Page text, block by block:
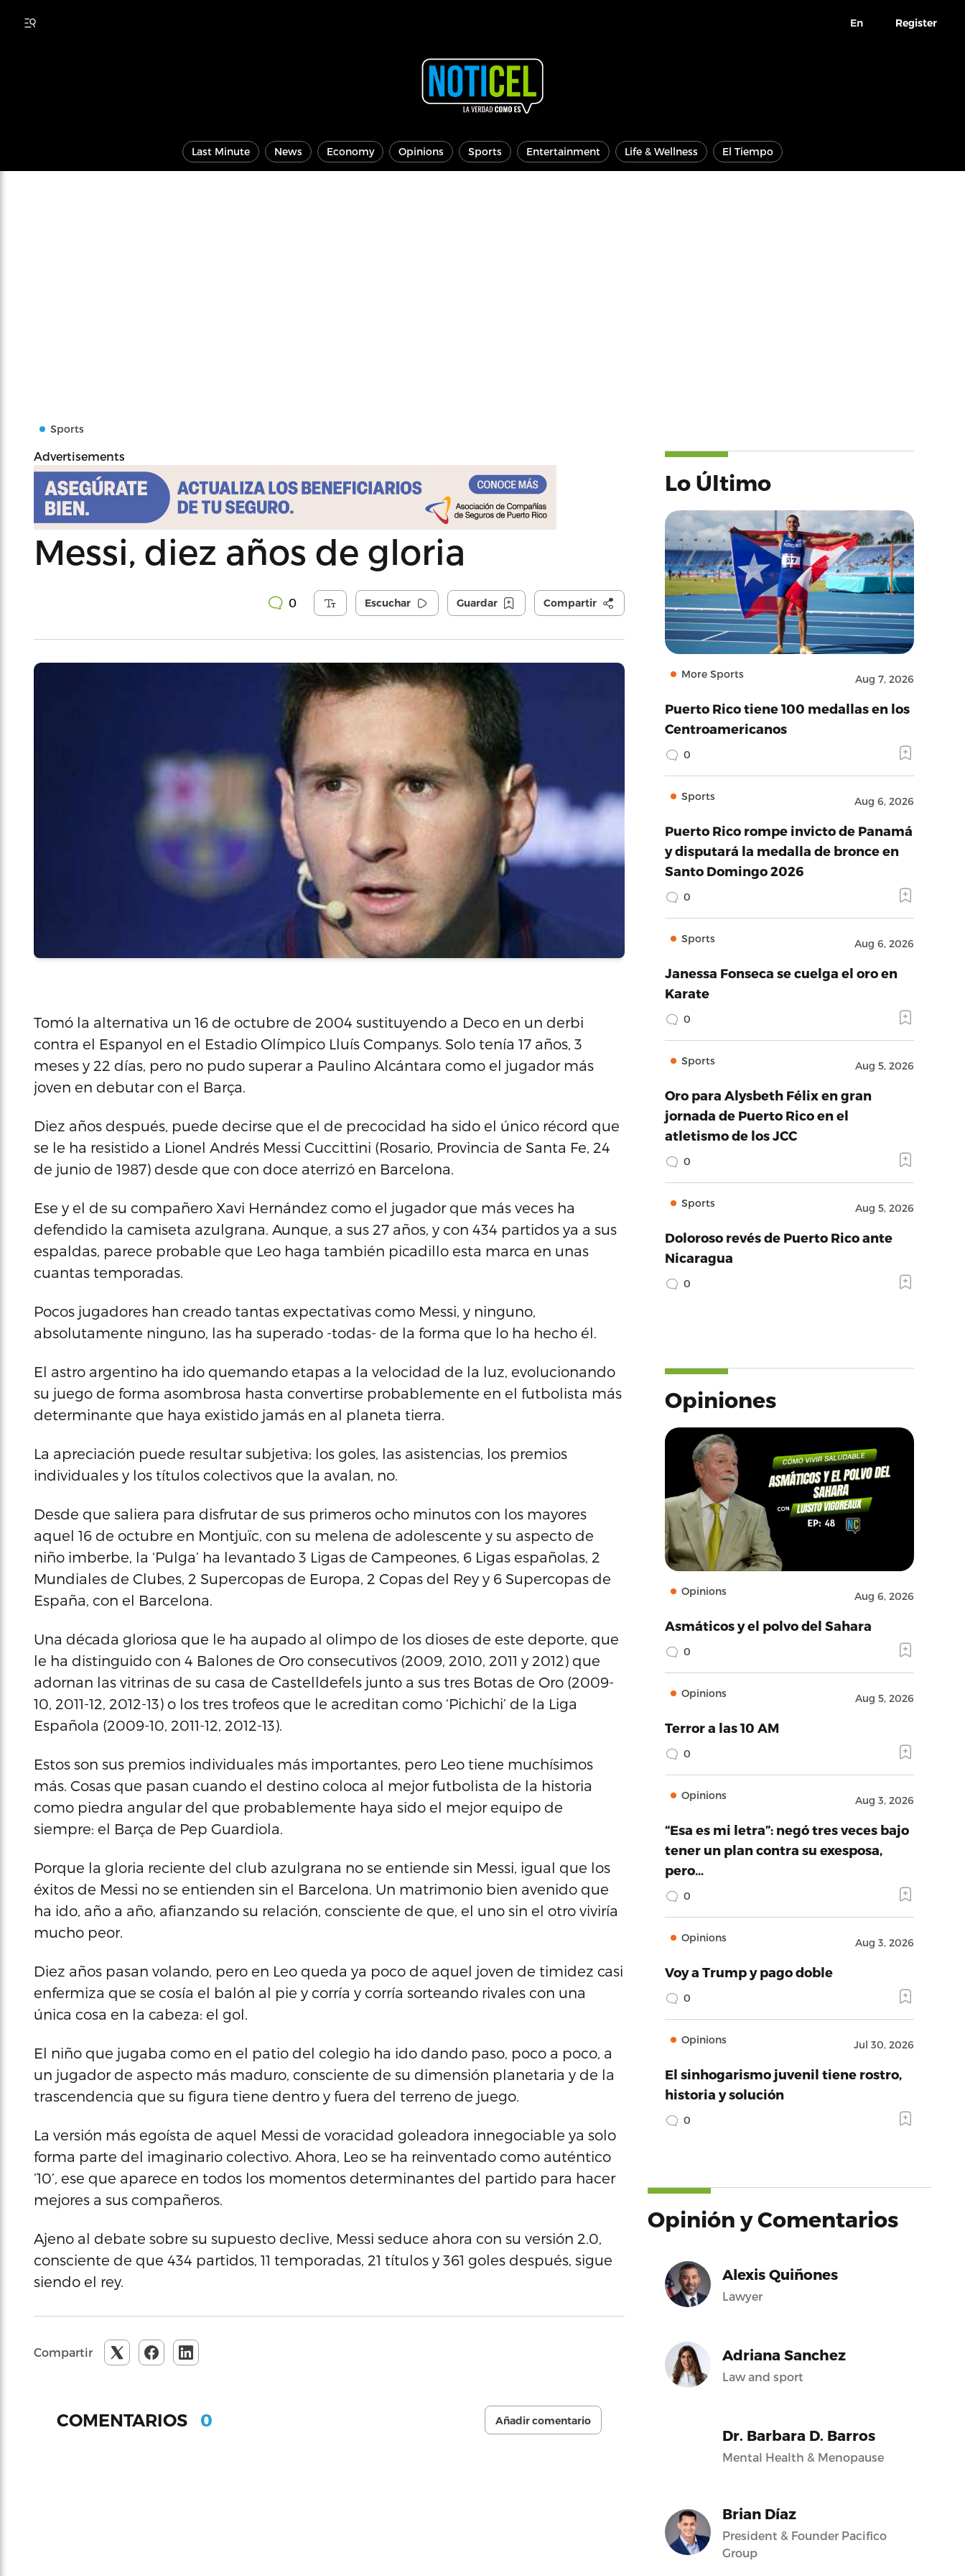
En Register
Last Minute News Economy Opinions Sports Entertainment Life & Wellness El Tiempo
Sports
Advertisements
Messi, diez años de gloria
0 Escuchar Guardar Compartir
Tomó la alternativa un 16 de octubre de 2004 sustituyendo a Deco en un derbi
contra el Espanyol en el Estadio Olímpico Lluís Companys. Solo tenía 17 años, 3
meses y 22 días, pero no pudo superar a Paulino Alcántara como el jugador más
joven en debutar con el Barça.
Diez años después, puede decirse que el de precocidad ha sido el único récord que
se le ha resistido a Lionel Andrés Messi Cuccittini (Rosario, Provincia de Santa Fe, 24
de junio de 1987) desde que con doce aterrizó en Barcelona.
Ese y el de su compañero Xavi Hernández como el jugador que más veces ha
defendido la camiseta azulgrana. Aunque, a sus 27 años, y con 434 partidos ya a sus
espaldas, parece probable que Leo haga también picadillo esta marca en unas
cuantas temporadas.
Pocos jugadores han creado tantas expectativas como Messi, y ninguno,
absolutamente ninguno, las ha superado -todas- de la forma que lo ha hecho él.
El astro argentino ha ido quemando etapas a la velocidad de la luz, evolucionando
su juego de forma asombrosa hasta convertirse probablemente en el futbolista más
determinante que haya existido jamás en al planeta tierra.
La apreciación puede resultar subjetiva; los goles, las asistencias, los premios
individuales y los títulos colectivos que la avalan, no.
Desde que saliera para disfrutar de sus primeros ocho minutos con los mayores
aquel 16 de octubre en Montjuïc, con su melena de adolescente y su aspecto de
niño imberbe, la ‘Pulga’ ha levantado 3 Ligas de Campeones, 6 Ligas españolas, 2
Mundiales de Clubes, 2 Supercopas de Europa, 2 Copas del Rey y 6 Supercopas de
España, con el Barcelona.
Una década gloriosa que le ha aupado al olimpo de los dioses de este deporte, que
le ha distinguido con 4 Balones de Oro consecutivos (2009, 2010, 2011 y 2012) que
adornan las vitrinas de su casa de Castelldefels junto a sus tres Botas de Oro (2009-
10, 2011-12, 2012-13) o los tres trofeos que le acreditan como ‘Pichichi’ de la Liga
Española (2009-10, 2011-12, 2012-13).
Estos son sus premios individuales más importantes, pero Leo tiene muchísimos
más. Cosas que pasan cuando el destino coloca al mejor futbolista de la historia
como piedra angular del que probablemente haya sido el mejor equipo de
siempre: el Barça de Pep Guardiola.
Porque la gloria reciente del club azulgrana no se entiende sin Messi, igual que los
éxitos de Messi no se entienden sin el Barcelona. Un matrimonio bien avenido que
ha ido, año a año, afianzando su relación, consciente de que, el uno sin el otro viviría
mucho peor.
Diez años pasan volando, pero en Leo queda ya poco de aquel joven de timidez casi
enfermiza que se cosía el balón al pie y corría y corría sorteando rivales con una
única cosa en la cabeza: el gol.
El niño que jugaba como en el patio del colegio ha ido dando paso, poco a poco, a
un jugador de aspecto más maduro, consciente de su dimensión planetaria y de la
trascendencia que su figura tiene dentro y fuera del terreno de juego.
La versión más egoísta de aquel Messi de voracidad goleadora innegociable ya solo
forma parte del imaginario colectivo. Ahora, Leo se ha reinventado como auténtico
’10’, ese que aparece en todos los momentos determinantes del partido para hacer
mejores a sus compañeros.
Ajeno al debate sobre su supuesto declive, Messi seduce ahora con su versión 2.0,
consciente de que 434 partidos, 11 temporadas, 21 títulos y 361 goles después, sigue
siendo el rey.
Compartir
COMENTARIOS 0 Añadir comentario
Lo Último
More Sports Aug 7, 2026
Puerto Rico tiene 100 medallas en los
Centroamericanos
0
Sports Aug 6, 2026
Puerto Rico rompe invicto de Panamá
y disputará la medalla de bronce en
Santo Domingo 2026
0
Sports Aug 6, 2026
Janessa Fonseca se cuelga el oro en
Karate
0
Sports Aug 5, 2026
Oro para Alysbeth Félix en gran
jornada de Puerto Rico en el
atletismo de los JCC
0
Sports Aug 5, 2026
Doloroso revés de Puerto Rico ante
Nicaragua
0
Opiniones
Opinions Aug 6, 2026
Asmáticos y el polvo del Sahara
0
Opinions Aug 5, 2026
Terror a las 10 AM
0
Opinions Aug 3, 2026
“Esa es mi letra”: negó tres veces bajo
tener un plan contra su exesposa,
pero…
0
Opinions Aug 3, 2026
Voy a Trump y pago doble
0
Opinions Jul 30, 2026
El sinhogarismo juvenil tiene rostro,
historia y solución
0
Opinión y Comentarios
Alexis Quiñones
Lawyer
Adriana Sanchez
Law and sport
Dr. Barbara D. Barros
Mental Health & Menopause
Brian Díaz
President & Founder Pacifico
Group